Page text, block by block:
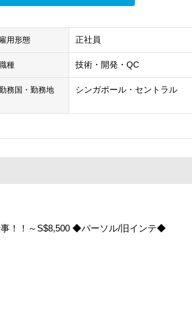
雇用形態 正社員
種 技術・開発・QC
務国・勤務地 シンガポール・セントラル
事！！～S$8,500 ◆パーソル/旧インテ◆